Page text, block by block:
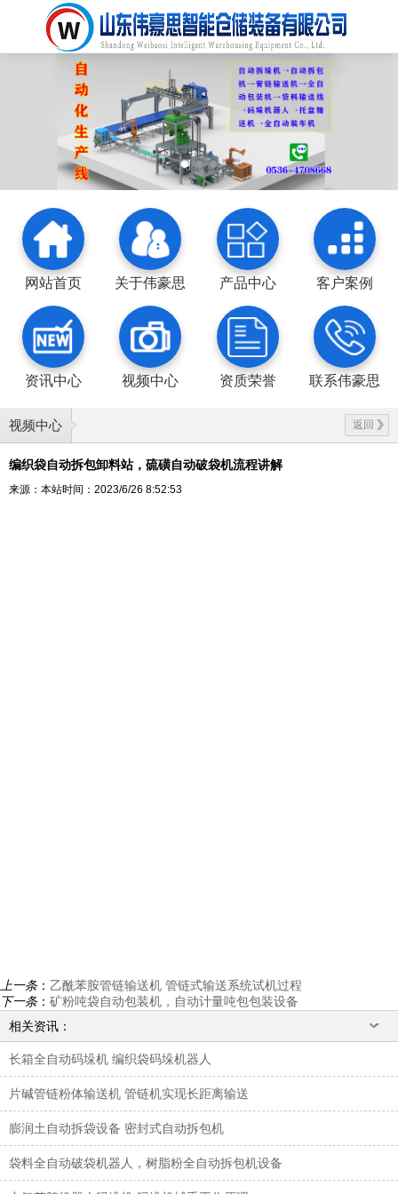
网站首页 关于伟豪思 产品中心 客户案例
资讯中心 视频中心 资质荣誉 联系伟豪思
视频中心 返回
编织袋自动拆包卸料站，硫磺自动破袋机流程讲解
来源：本站时间：2023/6/26 8:52:53
上一条： 乙酰苯胺管链输送机 管链式输送系统试机过程
下一条： 矿粉吨袋自动包装机，自动计量吨包包装设备
相关资讯：
长箱全自动码垛机 编织袋码垛机器人
片碱管链粉体输送机 管链机实现长距离输送
膨润土自动拆袋设备 密封式自动拆包机
袋料全自动破袋机器人，树脂粉全自动拆包机设备